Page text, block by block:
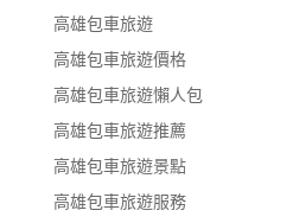
高雄包車旅遊
高雄包車旅遊價格
高雄包車旅遊懶人包
高雄包車旅遊推薦
高雄包車旅遊景點
高雄包車旅遊服務